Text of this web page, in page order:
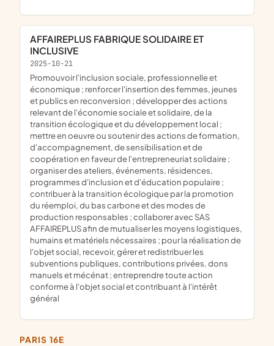
AFFAIREPLUS FABRIQUE SOLIDAIRE ET
INCLUSIVE
2025-10-21
promouvoir l'inclusion sociale, professionnelle et
économique ; renforcer l'insertion des femmes, jeunes
et publics en reconversion ; développer des actions
relevant de l'économie sociale et solidaire, de la
transition écologique et du développement local ;
mettre en oeuvre ou soutenir des actions de formation,
d'accompagnement, de sensibilisation et de
coopération en faveur de l'entrepreneuriat solidaire ;
organiser des ateliers, événements, résidences,
programmes d'inclusion et d'éducation populaire ;
contribuer à la transition écologique par la promotion
du réemploi, du bas carbone et des modes de
production responsables ; collaborer avec SAS
AFFAIREPLUS afin de mutualiser les moyens logistiques,
humains et matériels nécessaires ; pour la réalisation de
l'objet social, recevoir, gérer et redistribuer les
subventions publiques, contributions privées, dons
manuels et mécénat ; entreprendre toute action
conforme à l'objet social et contribuant à l'intérêt
général
PARIS 16E